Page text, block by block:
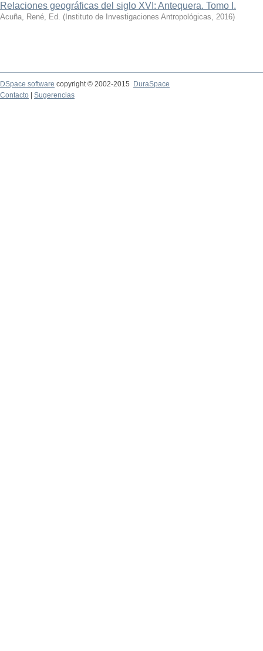
Relaciones geográficas del siglo XVI: Antequera. Tomo I.
Acuña, René, Ed. ( Instituto de Investigaciones Antropológicas, 2016)
DSpace software copyright © 2002-2015
DuraSpace
Contacto
Sugerencias